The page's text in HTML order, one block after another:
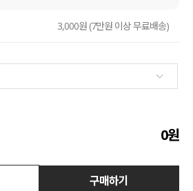
3,000원 (7만원 이상 무료배송)
0원
구매하기